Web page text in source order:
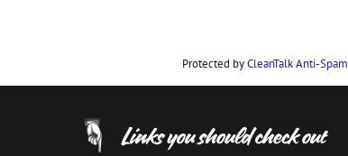
Protected byCleanTalk Anti-Spam